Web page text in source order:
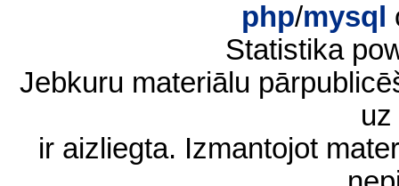
php/mysql
Statistika
Jebkuru materiālu
ir aizliegta. Izmantojot